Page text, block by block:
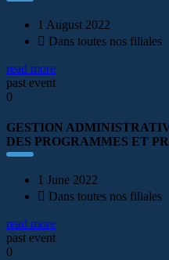
1 August 2022
Dans toutes nos filiales
read more
past event
0
GESTION
DES PROGRAMMES ET
1 June 2022
Dans toutes nos filiales
read more
past event
0